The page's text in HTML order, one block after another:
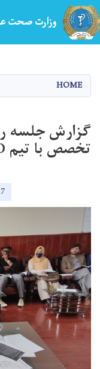
وزارت صحت
HOME
گزارش جلسه
تخصص با تیم WHO در مورد دیتابیس